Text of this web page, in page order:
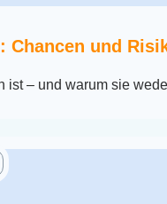
Chancen und
ist – und warum sie